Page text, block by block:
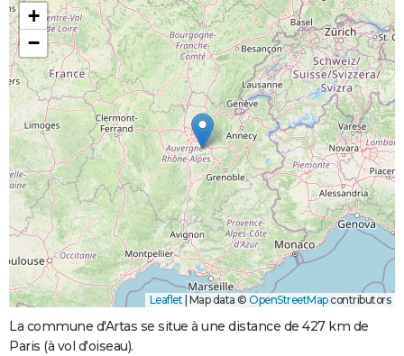
+
−
Leaflet Map data © OpenStreetMapcontributors
La commune d'Artas se situe à une distance de 427 km de
Paris (à vol d'oiseau).